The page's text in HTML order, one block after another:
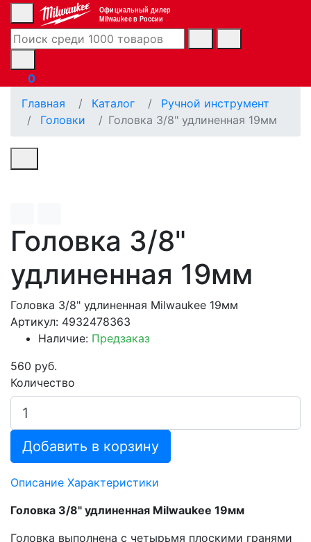
Официальный дилер
Milwaukee в России
0
Главная
Каталог
Ручной инструмент
Головки
Головка 3/8" удлиненная 19мм
Головка 3/8"
удлиненная 19мм
Головка 3/8" удлиненная Milwaukee 19мм
Артикул: 4932478363
Наличие: Предзаказ
560 руб.
Количество
Добавить в корзину
Описание Характеристики
Головка 3/8" удлиненная Milwaukee 19мм
Головка выполнена с четырьмя плоскими гранями